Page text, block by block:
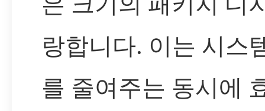
랑합니다. 이는 시스
를 줄여주는 동시에